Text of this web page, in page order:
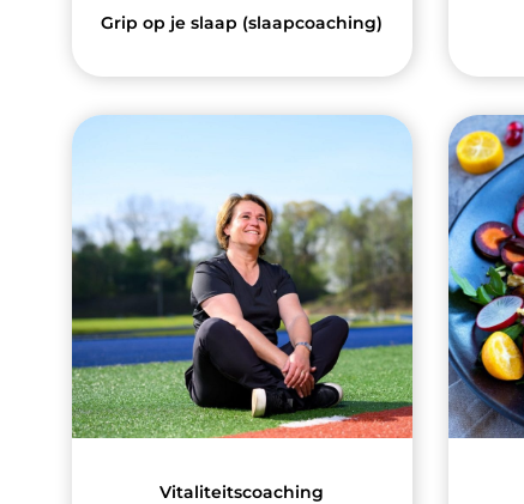
Grip op je slaap (slaapcoaching)
Vitaliteitscoaching